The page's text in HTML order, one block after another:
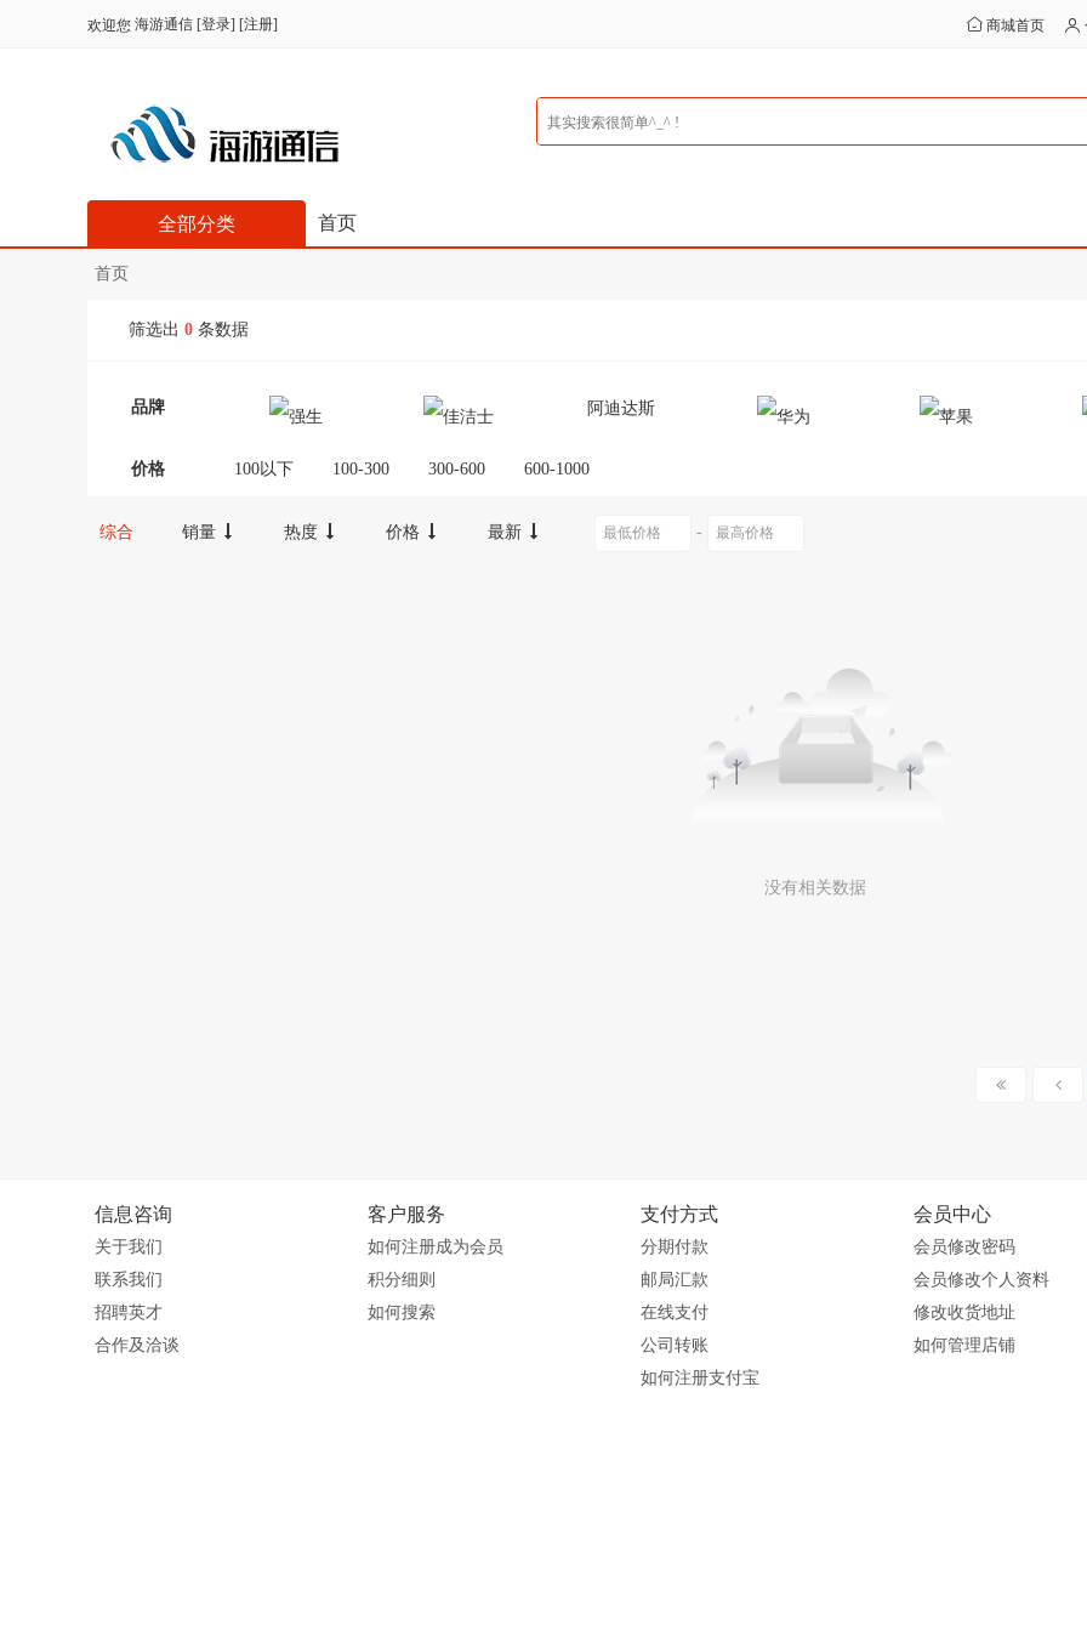
欢迎您 海游通信 [登录] [注册] 商城首页
首页
全部分类
首页
筛选出 0 条数据
品牌 阿迪达斯
价格 100以下 100-300 300-600 600-1000
综合 销量 热度 价格 最新 -
没有相关数据
信息咨询
关于我们
联系我们
招聘英才
合作及洽谈
客户服务
如何注册成为会员
积分细则
如何搜索
支付方式
分期付款
邮局汇款
在线支付
公司转账
如何注册支付宝
会员中心
会员修改密码
会员修改个人资料
修改收货地址
如何管理店铺